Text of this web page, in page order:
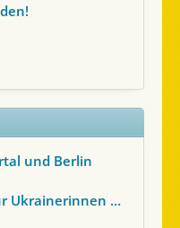
und Berlin
und Ukrainer